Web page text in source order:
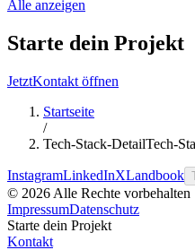
Alle anzeigen
Starte dein Projekt
JetztKontakt öffnen
Startseite
/
Tech-Stack-DetailTech-
InstagramLinkedInXLandbook
© 2026 Alle Rechte vorbehalten
ImpressumDatenschutz
Starte dein Projekt
Kontakt